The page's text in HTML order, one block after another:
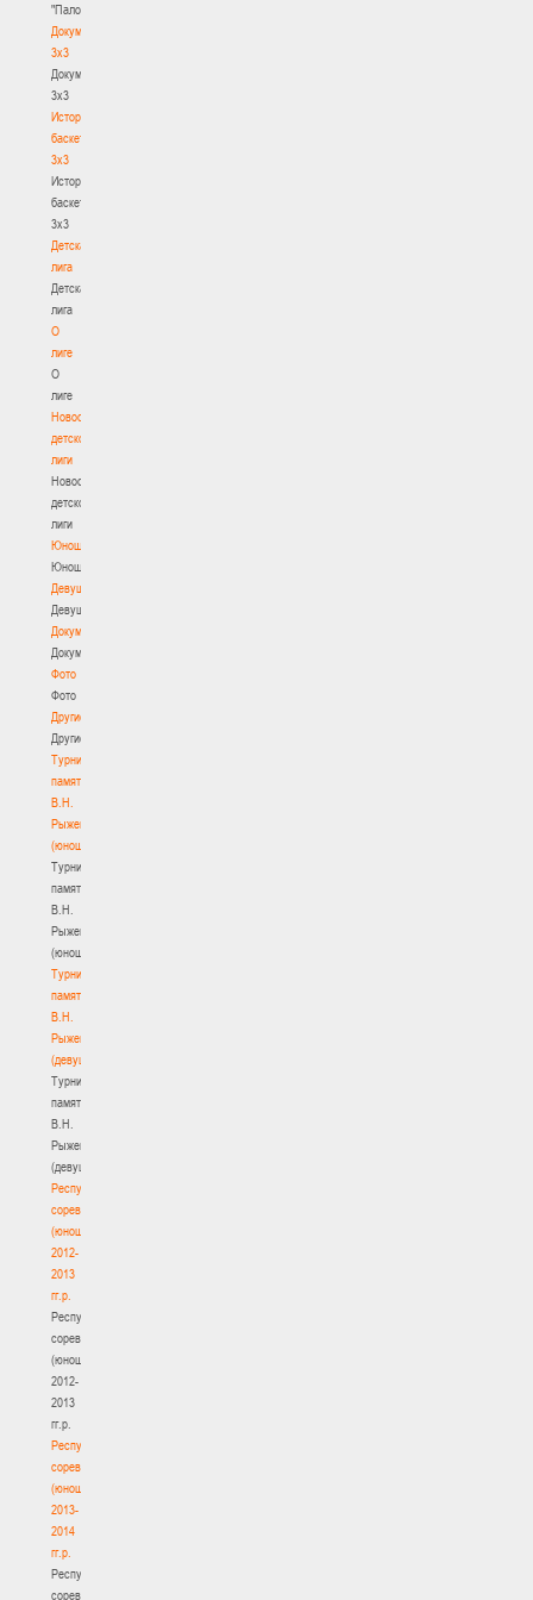
"Палова"
Документы
3х3
Документы
3х3
История
баскетбола
3х3
История
баскетбола
3х3
Детская
лига
Детская
лига
О
лиге
О
лиге
Новости
детской
лиги
Новости
детской
лиги
Юноши
Юноши
Девушки
Девушки
Документы
Документы
Фото
Фото
Другие
Другие
Турнир
памяти
В.Н.
Рыженкова
(юноши)
Турнир
памяти
В.Н.
Рыженкова
(юноши)
Турнир
памяти
В.Н.
Рыженкова
(девушки)
Турнир
памяти
В.Н.
Рыженкова
(девушки)
Республиканские
соревнования
(юноши)
2012-
2013
гг.р.
Республиканские
соревнования
(юноши)
2012-
2013
гг.р.
Республиканские
соревнования
(юноши)
2013-
2014
гг.р.
Республиканские
соревнования